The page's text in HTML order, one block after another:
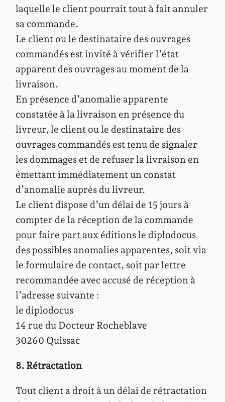
laquelle le client pourrait tout à fait annuler
sa commande.
Le client ou le destinataire des ouvrages
commandés est invité à vérifier l’état
apparent des ouvrages au moment de la
livraison.
En présence d’anomalie apparente
constatée à la livraison en présence du
livreur, le client ou le destinataire des
ouvrages commandés est tenu de signaler
les dommages et de refuser la livraison en
émettant immédiatement un constat
d’anomalie auprès du livreur.
Le client dispose d’un délai de 15 jours à
compter de la réception de la commande
pour faire part aux éditions le diplodocus
des possibles anomalies apparentes, soit via
le formulaire de contact, soit par lettre
recommandée avec accusé de réception à
l’adresse suivante :
le diplodocus
14 rue du Docteur Rocheblave
30260 Quissac
8. Rétractation
Tout client a droit à un délai de rétractation